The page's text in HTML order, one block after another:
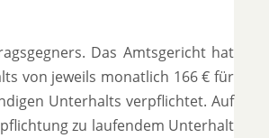
Das Amtsgericht hat
von jeweils monatlich 166 € für
Unterhalts verpflichtet. Auf
zu laufendem Unterhalt